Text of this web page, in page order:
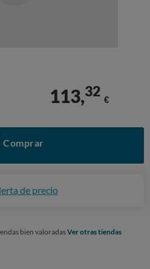
113,32
€
Comprar
de precio
bien valoradasVer otras tiendas